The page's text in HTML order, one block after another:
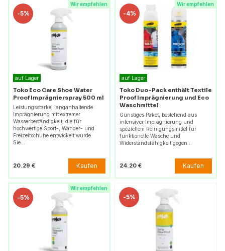
Wir empfehlen
-5%
auf Lager
Toko Eco Care Shoe Water
Proof Imprägnierspray 500 ml
Leistungsstarke, langanhaltende
Imprägnierung mit extremer
Wasserbeständigkeit, die für
hochwertige Sport-, Wander- und
Freizeitschuhe entwickelt wurde.
Sie…
20.29 € Kaufen
Wir empfehlen
-4%
auf Lager
Toko Duo-Pack enthält Textile
Proof Imprägnierung und Eco
Waschmittel
Günstiges Paket, bestehend aus
intensiver Imprägnierung und
speziellem Reinigungsmittel für
funktionelle Wäsche und
Widerstandsfähigkeit gegen…
24.20 € Kaufen
Wir empfehlen
-5% -5%